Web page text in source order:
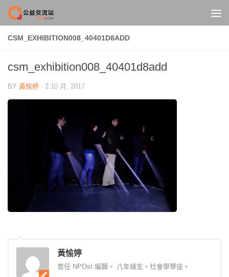
Skip to content
CSM_EXHIBITION008_40401D8ADD
csm_exhibition008_40401d8add
BY 黃愉婷 · 2 10 月, 2017
黃愉婷
曾任 NPOst 編輯。 八年級生。社會學學徒。